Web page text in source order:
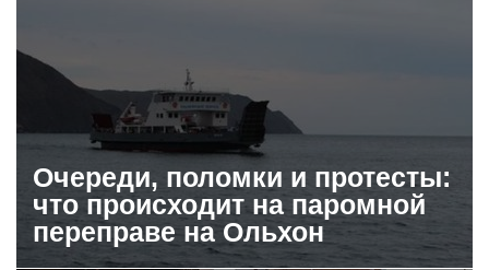
Очереди, поломки и протесты:
что происходит на паромной
переправе на Ольхон